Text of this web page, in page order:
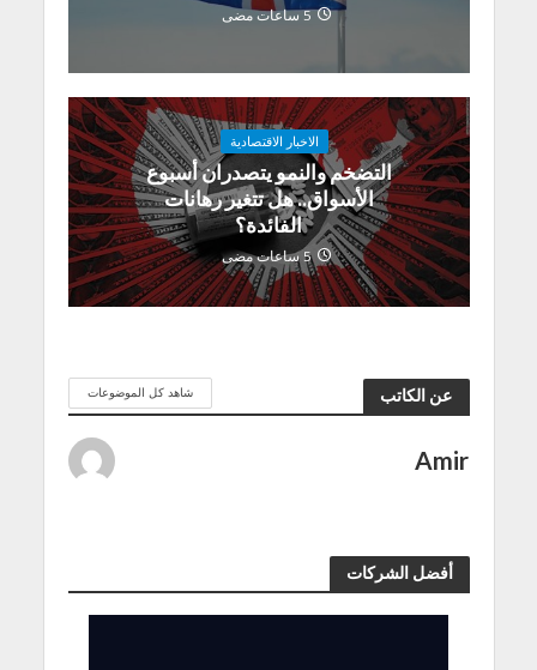
5 ساعات مضى
الاخبار الاقتصادية
التضخم والنمو يتصدران أسبوع
الأسواق.. هل تتغير رهانات
الفائدة؟
5 ساعات مضى
عن الكاتب شاهد كل الموضوعات
Amir
أفضل الشركات